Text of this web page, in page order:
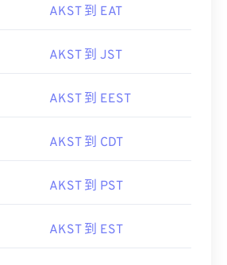
AKST 到 EAT
AKST 到 JST
AKST 到 EEST
AKST 到 CDT
AKST 到 PST
AKST 到 EST